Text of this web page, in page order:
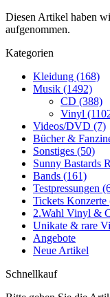
Diesen Artikel haben
aufgenommen.
Kategorien
Kleidung (168)
Musik (1492)
CD (388)
Vinyl
Videos/DVD (7)
Bücher &
Sonstiges (50)
Sunny Bastards
Bands (161)
Testpressungen
Tickets Konzerte
2.Wahl Vinyl &
Unikate & rare
Angebote
Neue Artikel
Schnellkauf